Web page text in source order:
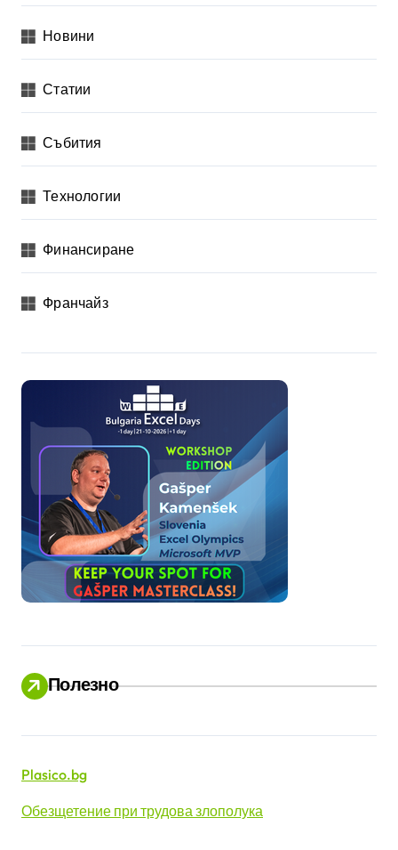
Новини
Статии
Събития
Технологии
Финансиране
Франчайз
Полезно
Plasico.bg
Обезщетение при трудова злополука